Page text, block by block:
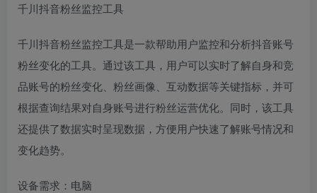
千川抖音粉丝监控工具
千川抖音粉丝监控工具是一款帮助用户监控和分析抖音账号
粉丝变化的工具。通过该工具，用户可以实时了解自身和竞
品账号的粉丝变化、粉丝画像、互动数据等关键指标，并可
根据查询结果对自身账号进行粉丝运营优化。同时，该工具
还提供了数据实时呈现数据，方便用户快速了解账号情况和
变化趋势。
设备需求：电脑